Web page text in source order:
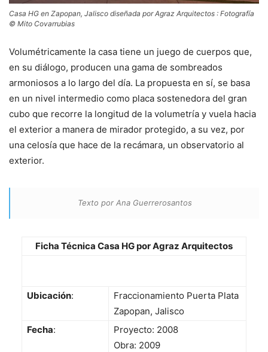
Casa HG en Zapopan, Jalisco diseñada por Agraz Arquitectos : Fotografía
© Mito Covarrubias
Volumétricamente la casa tiene un juego de cuerpos que,
en su diálogo, producen una gama de sombreados
armoniosos a lo largo del día. La propuesta en sí, se basa
en un nivel intermedio como placa sostenedora del gran
cubo que recorre la longitud de la volumetría y vuela hacia
el exterior a manera de mirador protegido, a su vez, por
una celosía que hace de la recámara, un observatorio al
exterior.
Texto por Ana Guerrerosantos
Ficha Técnica Casa HG por Agraz Arquitectos
Ubicación:
Fraccionamiento Puerta Plata
Zapopan, Jalisco
Fecha:
Proyecto: 2008
Obra: 2009